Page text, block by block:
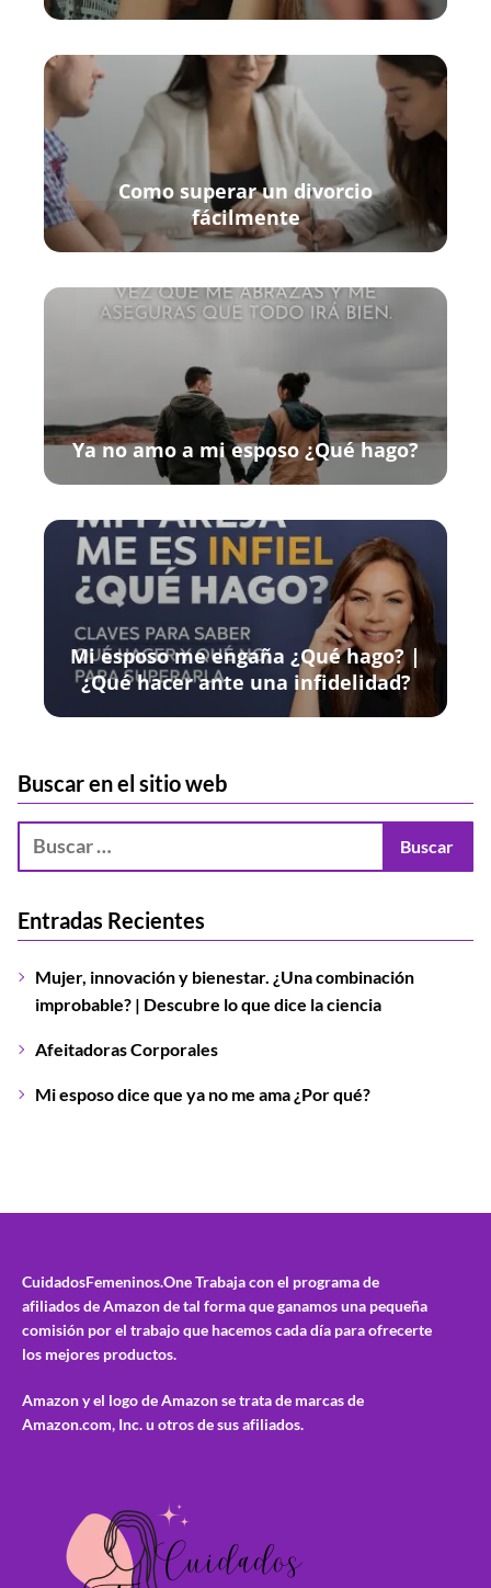
Como superar un divorcio
fácilmente
Ya no amo a mi esposo ¿Qué hago?
Mi esposo me engaña ¿Qué hago? |
¿Qué hacer ante una infidelidad?
Buscar en el sitio web
Entradas Recientes
Mujer, innovación y bienestar. ¿Una combinación
improbable? | Descubre lo que dice la ciencia
Afeitadoras Corporales
Mi esposo dice que ya no me ama ¿Por qué?
CuidadosFemeninos.OneTrabaja con el programa de
afiliados de Amazon de tal forma que ganamos una pequeña
comisión por el trabajo que hacemos cada día para ofrecerte
los mejores productos.
Amazon y el logo de Amazon se trata de marcas de
Amazon.com, Inc. u otros de sus afiliados.